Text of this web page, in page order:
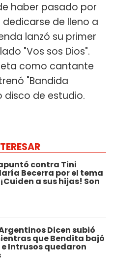
haber pasado por
de lleno a
lanzó su primer
"Vos sos Dios".
como cantante
"Bandida
disco de estudio.
contra Tini
Becerra por el tema
a sus hijas! Son
Dicen subió
que Bendita bajó
e Intrusos quedaron